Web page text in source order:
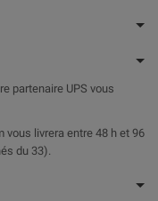
partenaire UPS vous
vous livrera entre 48 h et 96
du 33).